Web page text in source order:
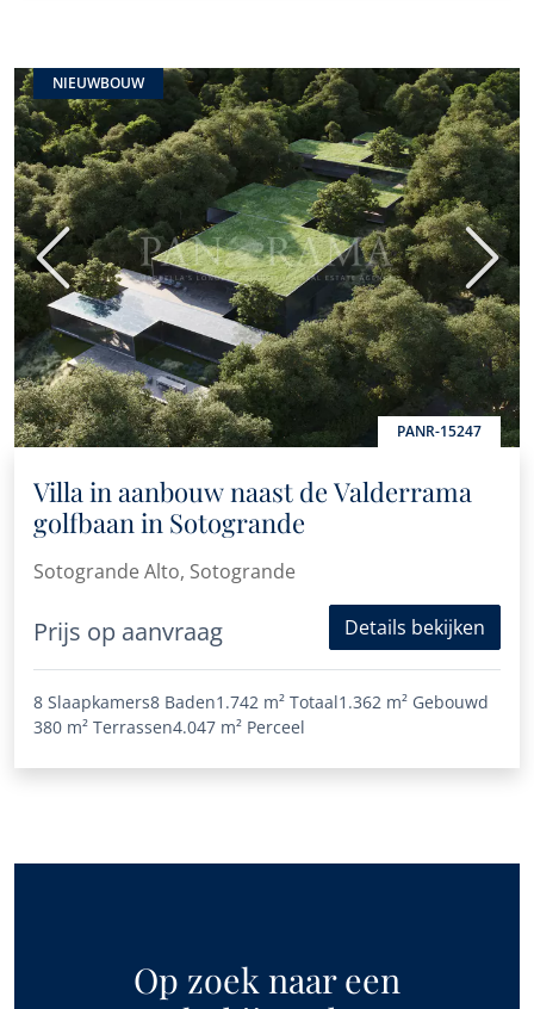
NIEUWBOUW
PANR-15247
Vorige
Villa in aanbouw naast de Valderrama
golfbaan in Sotogrande
Sotogrande Alto, Sotogrande
Prijs op aanvraag Details bekijken
8 Slaapkamers8 Baden1.742 m² Totaal1.362 m² Gebouwd
380 m² Terrassen4.047 m² Perceel
Op zoek naar een